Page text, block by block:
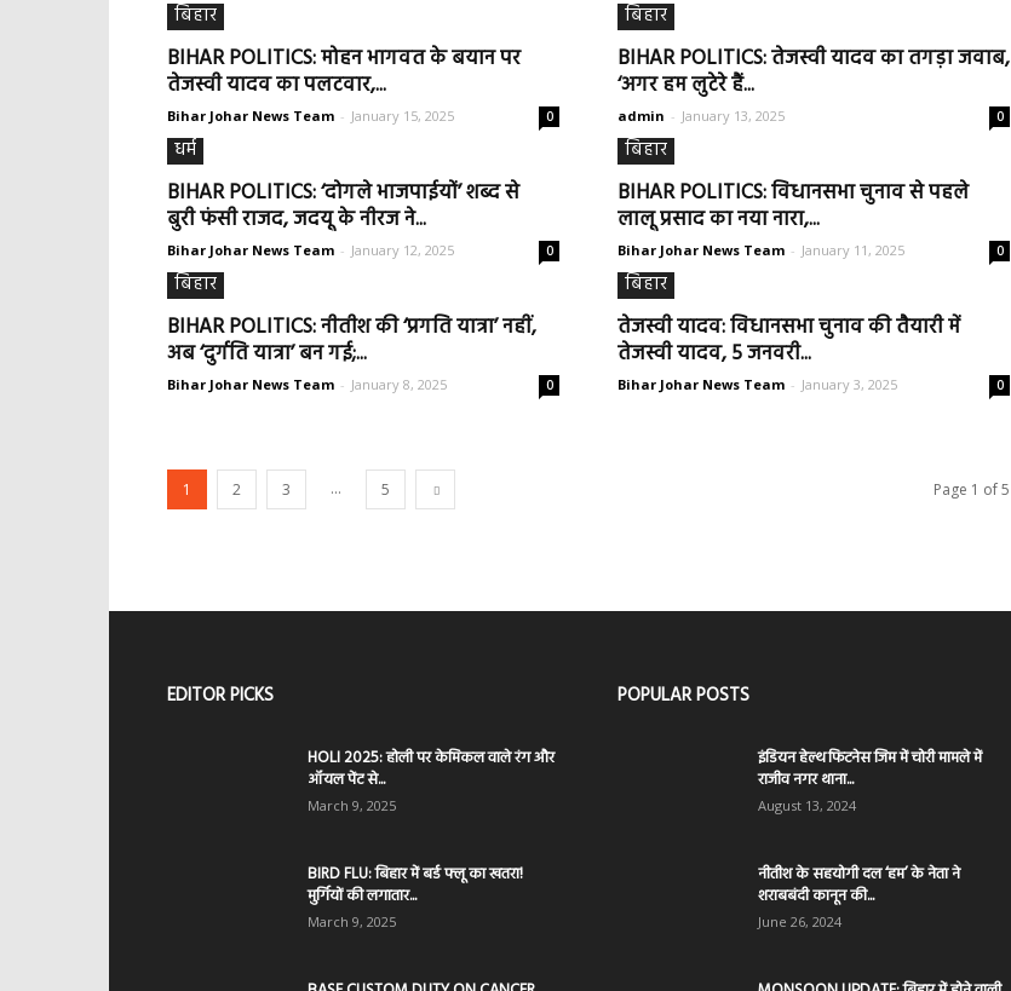
बिहार
BIHAR POLITICS: मोहन भागवत के बयान पर
तेजस्वी यादव का पलटवार,...
Bihar Johar News Team - January 15, 2025 0
बिहार
BIHAR POLITICS: तेजस्वी यादव का तगड़ा जवाब,
‘अगर हम लुटेरे हैं...
admin - January 13, 2025 0
धर्म
BIHAR POLITICS: ‘दोगले भाजपाईयों’ शब्द से
बुरी फंसी राजद, जदयू के नीरज ने...
Bihar Johar News Team - January 12, 2025 0
बिहार
BIHAR POLITICS: विधानसभा चुनाव से पहले
लालू प्रसाद का नया नारा,...
Bihar Johar News Team - January 11, 2025 0
बिहार
BIHAR POLITICS: नीतीश की ‘प्रगति यात्रा’ नहीं,
अब ‘दुर्गति यात्रा’ बन गई;...
Bihar Johar News Team - January 8, 2025 0
बिहार
तेजस्वी यादव: विधानसभा चुनाव की तैयारी में
तेजस्वी यादव, 5 जनवरी...
Bihar Johar News Team - January 3, 2025 0
1 2 3 ... 5 Page 1 of 5
EDITOR PICKS
HOLI 2025: होली पर केमिकल वाले रंग और
ऑयल पेंट से...
March 9, 2025
BIRD FLU: बिहार में बर्ड फ्लू का खतरा!
मुर्गियों की लगातार...
March 9, 2025
POPULAR POSTS
इंडियन हेल्थ फिटनेस जिम में चोरी मामले में
राजीव नगर थाना...
August 13, 2024
नीतीश के सहयोगी दल ‘हम’ के नेता ने
शराबबंदी कानून की...
June 26, 2024